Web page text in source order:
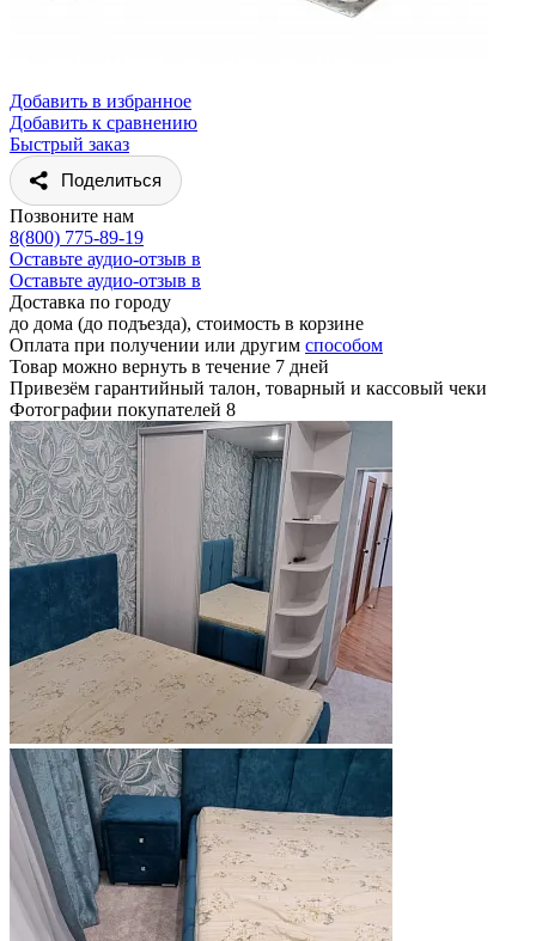
Добавить в избранное
Добавить к сравнению
Быстрый заказ
Поделиться
Позвоните нам
8(800) 775-89-19
Оставьте аудио-отзыв в
Оставьте аудио-отзыв в
Доставка по городу
до дома (до подъезда), стоимость в корзине
Оплата при получении или другим способом
Товар можно вернуть в течение 7 дней
Привезём гарантийный талон, товарный и кассовый чеки
Фотографии покупателей 8